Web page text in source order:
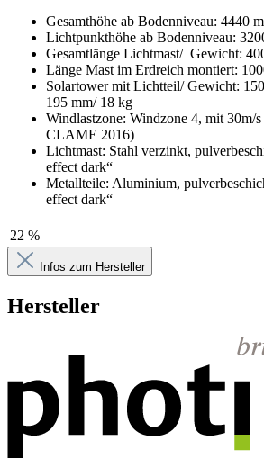
Gesamthöhe ab Bodenniveau: 4440
Lichtpunkthöhe ab Bodenniveau:
Gesamtlänge Lichtmast/ Gewicht:
Länge Mast im Erdreich montiert:
Solartower mit Lichtteil/ Gewicht:
195 mm/ 18 kg
Windlastzone: Windzone 4, mit 30m/
CLAME 2016)
Lichtmast: Stahl verzinkt,
effect dark“
Metallteile: Aluminium,
effect dark“
22 %
Infos zum Hersteller
Hersteller